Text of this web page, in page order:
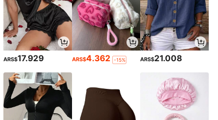
ARS$17.929 ARS$4.362 -15% ARS$21.008